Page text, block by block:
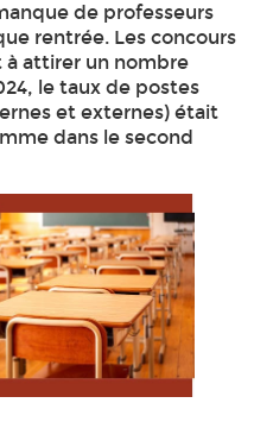
de professeurs
rentrée. Les concours
attirer un nombre
le taux de postes
et externes) était
dans le second